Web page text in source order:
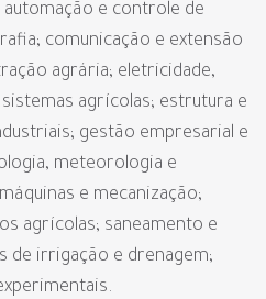
e controle de
comunicação e extensão
agrária; eletricidade,
agrícolas; estrutura e
gestão empresarial e
meteorologia e
e mecanização;
agrícolas; saneamento e
de irrigação e drenagem;